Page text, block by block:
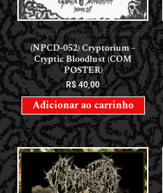
LANÇAMENTOS // RELEASES
(NPCD-052) Cryptorium –
Cryptic Bloodlust (COM
POSTER)
R$40,00
Adicionar ao carrinho